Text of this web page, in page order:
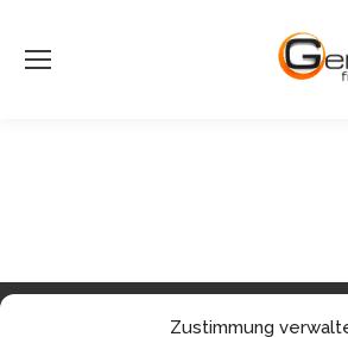
Zustimmung